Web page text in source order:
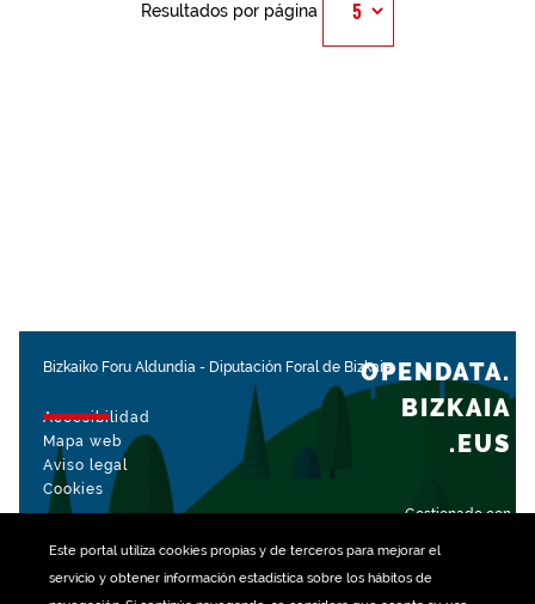
Este portal utiliza cookiespropias y de terceros para mejorar el
servicio y obtener información estadística sobre los hábitos de
Resultados por página
Bizkaiko Foru Aldundia - Diputación Foral de Bizkaia
Accesibilidad
Mapa web
Aviso legal
Cookies
Gestionado con
OPENDATA.
BIZKAIA
.EUS